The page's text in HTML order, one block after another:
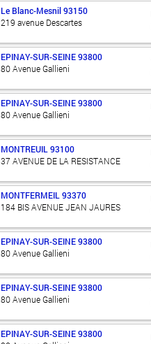
Le Blanc-Mesnil 93150
219 avenue Descartes
EPINAY-SUR-SEINE 93800
80 Avenue Gallieni
EPINAY-SUR-SEINE 93800
80 Avenue Gallieni
MONTREUIL 93100
37 AVENUE DE LA RESISTANCE
MONTFERMEIL 93370
184 BIS AVENUE JEAN JAURES
EPINAY-SUR-SEINE 93800
80 Avenue Gallieni
EPINAY-SUR-SEINE 93800
80 Avenue Gallieni
EPINAY-SUR-SEINE 93800